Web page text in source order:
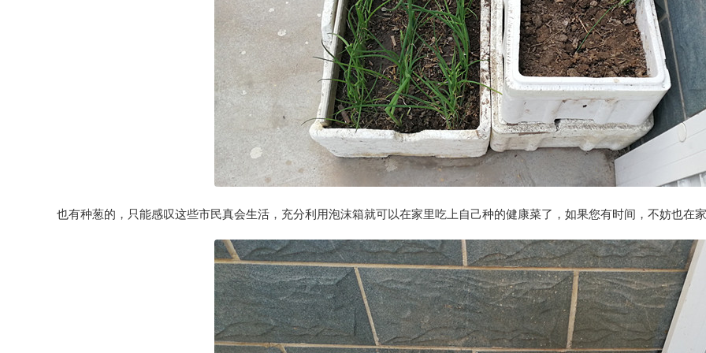
也有种葱的，只能感叹这些市民真会生活，充分利用泡沫箱就可以在家里吃上自己种的健康菜了，如果您有时间，不妨也在